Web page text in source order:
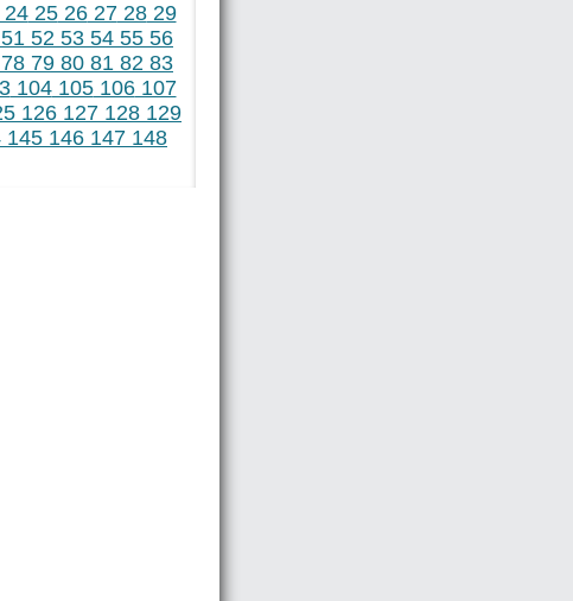
2526272829
51 52 53 54 55 56
78 79 80 81 82 83
104105106107
126 127 128 129
145 146 147 148